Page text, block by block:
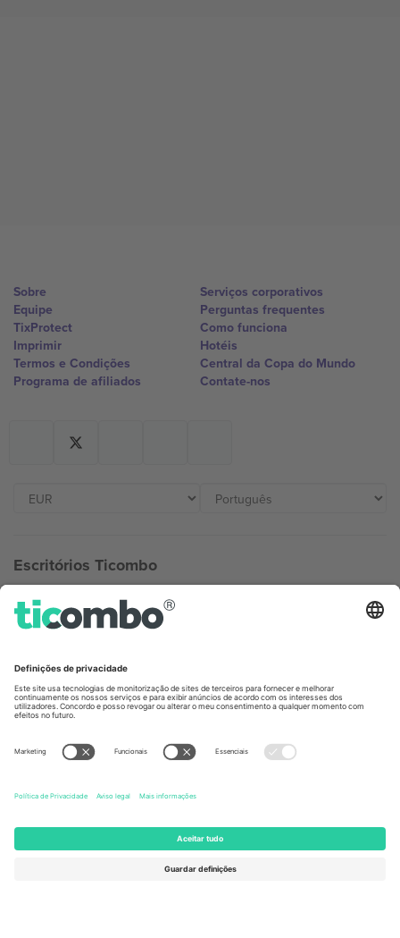
Sobre
Equipe
TixProtect
Imprimir
Termos e Condições
Programa de afiliados
Serviços corporativos
Perguntas frequentes
Como funciona
Hotéis
Central da Copa do Mundo
Contate-nos
Escritórios Ticombo
Germany
Unter den Linden 24, 10117
United States
Newark, Delaware 19713, United
Switzerland
Engelberg, Switzerland
Bulgaria
Regus Sofia City West, bul
Totleben 53-55, 1606 Sofia,
UAE Dubai Silicon Oasis, DDP
Building A1, Office 302, Dubai,
United Arab Emirates